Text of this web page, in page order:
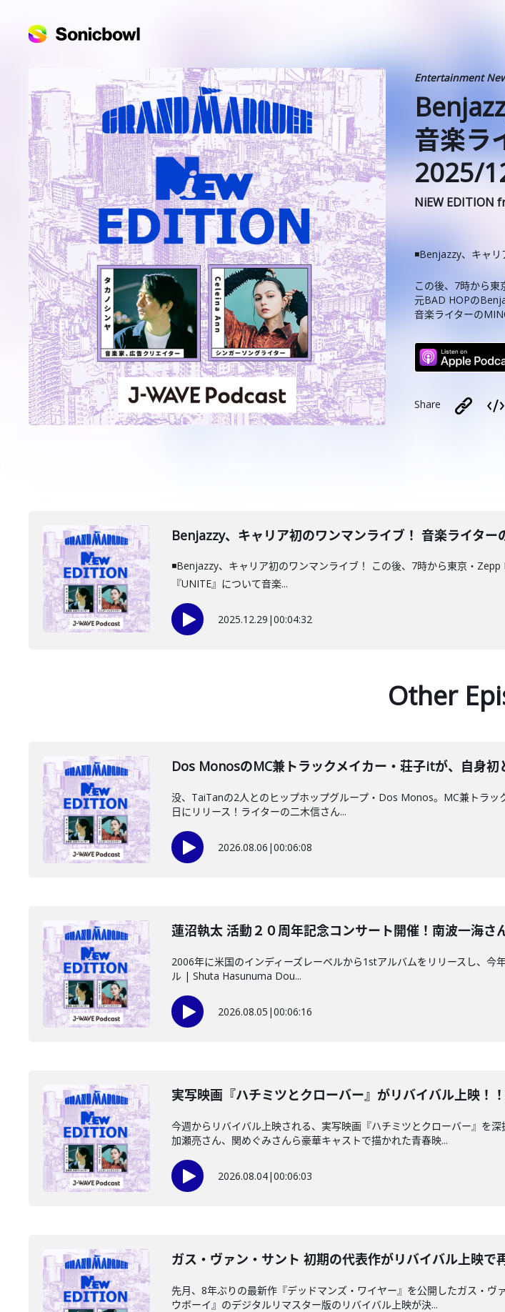
Entertainment
音楽ラ
2025/
NiEW EDITION
◾️Benjazzy、キャ
この後、7時から東
元BAD HOPの
音楽ライターの
Share
️Benjazzy、キャリア初のワンマンライブ！ 音楽ライタ
◾️Benjazzy、キャリア初のワンマンライブ！ この後、7時から東京・
『UNITE』について音楽...
2025.12.29 |00:04:32
Other
Dos MonosのMC兼トラックメイカー・荘子itが、自身
没、TaiTanの2人とのヒップホップグループ・Dos Monos。MC兼トラ
日にリリース！ライターの二木信さん...
2026.08.06 |00:06:08
蓮沼執太 活動２０周年記念コンサート開催！南波一海
2006年に米国のインディーズレーベルから1stアルバムをリリースし、
ル | Shuta Hasunuma Dou...
2026.08.05 |00:06:16
実写映画『ハチミツとクローバー』がリバイバル上映
今週からリバイバル上映される、実写映画『ハチミツとクローバー』を
加瀬亮さん、関めぐみさんら豪華キャストで描かれた青春映...
2026.08.04|00:06:03
ガス・ヴァン・サント 初期の代表作がリバイバル上映
先月、8年ぶりの最新作『デッドマンズ・ワイヤー』を公開したガス・
ウボーイ』のデジタルリマスター版のリバイバル上映が決...